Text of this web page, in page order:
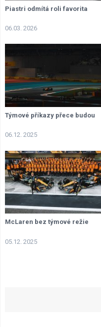
Piastri odmítá roli favorita
06.03. 2026
Týmové příkazy přece budou
06.12. 2025
McLaren bez týmové režie
05.12. 2025